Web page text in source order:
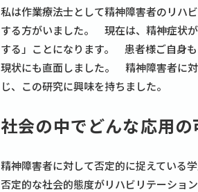
私は作業療法士として精神障害者のリハ
する方がいました。 現在は、精神症状
する」ことになります。 患者様ご自身
現状にも直面しました。 精神障害者に
じ、この研究に興味を持ちました。
社会の中でどんな応用
精神障害者に対して否定的に捉えている
否定的な社会的態度がリハビリテーショ